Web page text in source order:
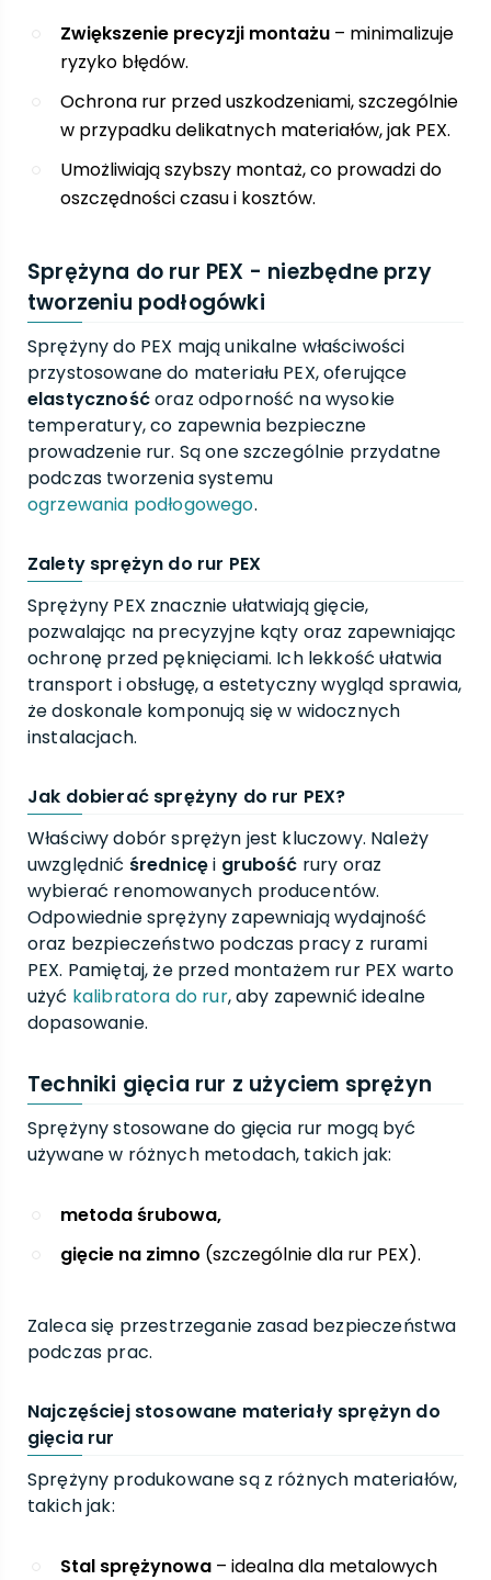
Zwiększenie precyzji montażu – minimalizuje
ryzyko błędów.
Ochrona rur przed uszkodzeniami, szczególnie
w przypadku delikatnych materiałów, jak PEX.
Umożliwiają szybszy montaż, co prowadzi do
oszczędności czasu i kosztów.
Sprężyna do rur PEX - niezbędne przy
tworzeniu podłogówki
Sprężyny do PEX mają unikalne właściwości
przystosowane do materiału PEX, oferujące
elastycznośćoraz odporność na wysokie
temperatury, co zapewnia bezpieczne
prowadzenie rur. Są one szczególnie przydatne
podczas tworzenia systemu
ogrzewania podłogowego.
Zalety sprężyn do rur PEX
Sprężyny PEX znacznie ułatwiają gięcie,
pozwalając na precyzyjne kąty oraz zapewniając
ochronę przed pęknięciami. Ich lekkość ułatwia
transport i obsługę, a estetyczny wygląd sprawia,
że doskonale komponują się w widocznych
instalacjach.
Jak dobierać sprężyny do rur PEX?
Właściwy dobór sprężyn jest kluczowy. Należy
uwzględnić średnicęi grubość rury oraz
wybierać renomowanych producentów.
Odpowiednie sprężyny zapewniają wydajność
oraz bezpieczeństwo podczas pracy z rurami
PEX. Pamiętaj, że przed montażem rur PEX warto
użyć kalibratora do rur, aby zapewnić idealne
dopasowanie.
Techniki gięcia rur z użyciem sprężyn
Sprężyny stosowane do gięcia rur mogą być
używane w różnych metodach, takich jak:
metoda śrubowa,
gięcie na zimno (szczególnie dla rur PEX).
Zaleca się przestrzeganie zasad bezpieczeństwa
podczas prac.
Najczęściej stosowane materiały sprężyn do
gięcia rur
Sprężyny produkowane są z różnych materiałów,
takich jak:
Stal sprężynowa – idealna dla metalowych